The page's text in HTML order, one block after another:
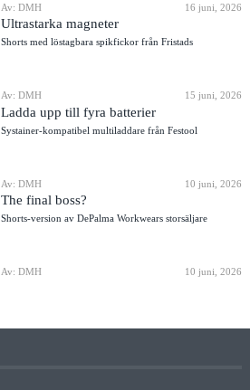
Av: DMH 16 juni, 2026
Ultrastarka magneter
Shorts med löstagbara spikfickor från Fristads
Av: DMH 15 juni, 2026
Ladda upp till fyra batterier
Systainer-kompatibel multiladdare från Festool
Av: DMH 10 juni, 2026
The final boss?
Shorts-version av DePalma Workwears storsäljare
Av: DMH 10 juni, 2026